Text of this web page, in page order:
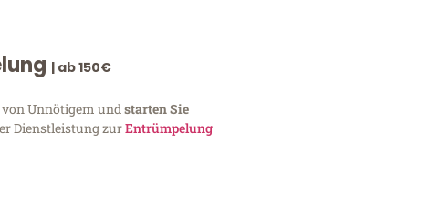
| ab 150€
von Unnötigem undstarten Sie
Dienstleistung zurEntrümpelung